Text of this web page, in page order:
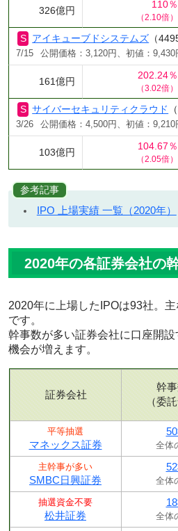
326億円
110％
（2.10倍）
アイキューブドシステムズ （
7/15 公開価格：3,120円、初値：9,430
161億円
202.24％
（3.02倍）
サイバーセキュリティクラウド
3/26 公開価格：4,500円、初値：9,210
103億円
104.67％
（2.05倍）
参考記事
IPO 上場実績 一覧（2020年）
2020年の各証券会社の
2020年に上場したIPOは93社。
です。
幹事数が多い証券会社に口座開
機会が増えます。
証券会社
幹
（委
平等抽選
マネックス証券 全体
主幹事が多い
SMBC日興証券 全体
抽選資金不要
松井証券 全体